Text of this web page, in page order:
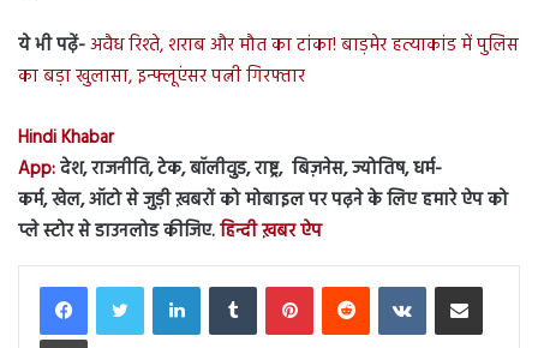
ये भी पढ़ें-अवैध रिश्ते, शराब और मौत का टांका! बाड़मेर हत्याकांड में पुलिस
का बड़ा खुलासा, इन्फ्लूएंसर पत्नी गिरफ्तार
Hindi Khabar
App:देश, राजनीति, टेक, बॉलीवुड, राष्ट्र, बिज़नेस, ज्योतिष, धर्म-
कर्म, खेल, ऑटो से जुड़ी ख़बरों को मोबाइल पर पढ़ने के लिए हमारे ऐप को
प्ले स्टोर से डाउनलोड कीजिए.हिन्दी ख़बर ऐप
LinkedInTumblr PinterestReddit VKontakteShare via Email
Print